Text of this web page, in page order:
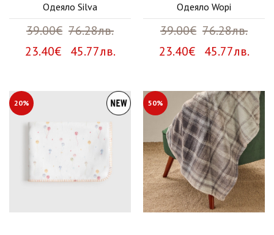
Одеяло Silva
39.00€ 76.28лв.
23.40€ 45.77лв.
Одеяло Wopi
39.00€ 76.28лв.
23.40€ 45.77лв.
20% 50%